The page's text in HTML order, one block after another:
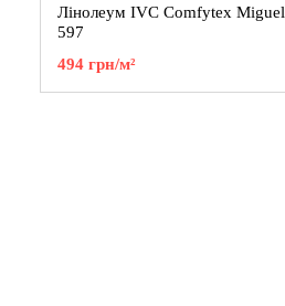
Лінолеум IVC Comfytex Miguel
597
494 грн/м²